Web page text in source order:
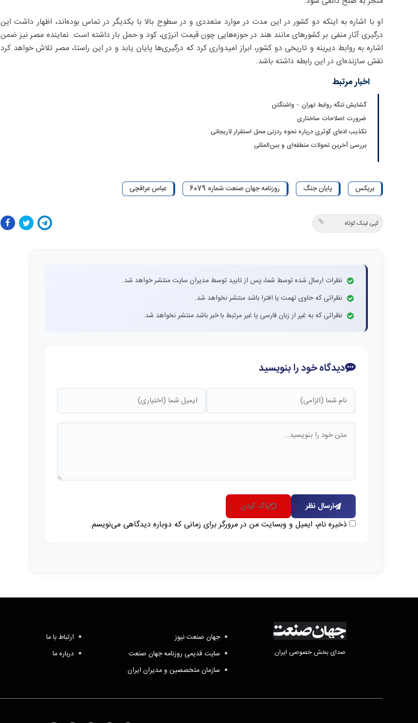
او با اشاره به اینکه دو کشور در این مدت در موارد متعددی و در سطوح بالا با یکدیگر در تماس بوده‌اند، اظهار داشت این
درگیری آثار منفی بر کشورهای مانند هند در حوزه‌هایی چون قیمت انرژی، کود و حمل بار داشته است. نماینده مصر نیز ضمن
اشاره به روابط دیرینه و تاریخی دو کشور، ابراز امیدواری کرد که درگیری‌ها پایان یابد و در این راستا، مصر تلاش خواهد کرد
نقش سازنده‌ای در این رابطه داشته باشد.
اخبار مرتبط
گشایش تنگه روابط تهران – واشنگتن
ضرورت اصلاحات ساختاری
تکذیب ادعای کوثری درباره نحوه ردزنی محل استقرار لاریجانی
بررسی آخرین تحولات منطقه‌ای و بین‌المللی
بریکس پایان جنگ روزنامه جهان صنعت شماره 6079 عباس عراقچی
کپی لینک کوتاه
نظرات ارسال شده توسط شما، پس از تایید توسط مدیران سایت منتشر خواهد شد.
نظراتی که حاوی تهمت یا افترا باشد منتشر نخواهد شد.
نظراتی که به غیر از زبان فارسی یا غیر مرتبط با خبر باشد منتشر نخواهد شد.
دیدگاه خود را بنویسید
ارسال نظر پاک کردن
ذخیره نام، ایمیل و وبسایت من در مرورگر برای زمانی که دوباره دیدگاهی می‌نویسم.
صدای بخش خصوصی ایران
جهان صنعت نیوز
سایت قدیمی روزنامه جهان صنعت
سازمان متخصصین و مدیران ایران
ارتباط با ما
درباره ما